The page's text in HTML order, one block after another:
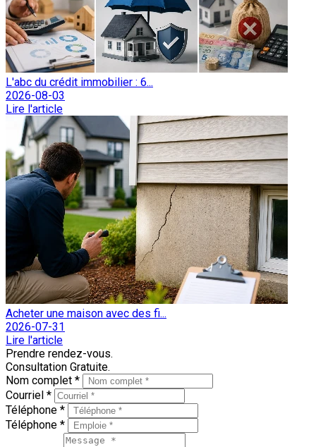
L'abc du crédit immobilier : 6...
2026-08-03
Lire l'article
Acheter une maison avec des fi...
2026-07-31
Lire l'article
Prendre rendez-vous.
Consultation Gratuite.
Nom complet *
Courriel *
Téléphone *
Téléphone *